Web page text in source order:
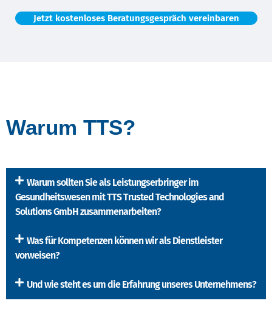
Jetzt kostenloses Beratungsgespräch vereinbaren
Warum TTS?
Warum sollten Sie als Leistungserbringer im
Gesundheitswesen mit TTS Trusted Technologies and
Solutions GmbH zusammenarbeiten?
Was für Kompetenzen können wir als Dienstleister
vorweisen?
Und wie steht es um die Erfahrung unseres Unternehmens?